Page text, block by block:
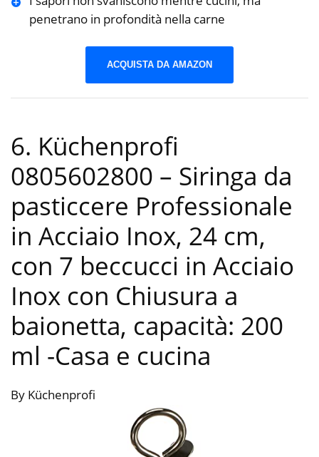
penetrano in profondità nella carne
ACQUISTA DA AMAZON
6. Küchenprofi
0805602800 – Siringa da
pasticcere Professionale
in Acciaio Inox, 24 cm,
con 7 beccucci in Acciaio
Inox con Chiusura a
baionetta, capacità: 200
ml -Casa e cucina
By Küchenprofi